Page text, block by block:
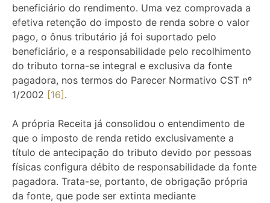
beneficiário do rendimento. Uma vez comprovada a
efetiva retenção do imposto de renda sobre o valor
pago, o ônus tributário já foi suportado pelo
beneficiário, e a responsabilidade pelo recolhimento
do tributo torna-se integral e exclusiva da fonte
pagadora, nos termos do Parecer Normativo CST nº
1/2002 [16].
A própria Receita já consolidou o entendimento de
que o imposto de renda retido exclusivamente a
título de antecipação do tributo devido por pessoas
físicas configura débito de responsabilidade da fonte
pagadora. Trata-se, portanto, de obrigação própria
da fonte, que pode ser extinta mediante